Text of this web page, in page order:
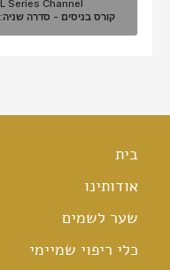
בית
אודותינו
שער לשמים
כלי ריפוי שמיימי